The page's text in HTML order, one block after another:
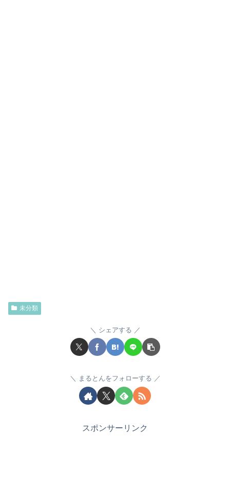
未分類
シェアする
まるとんをフォローする
スポンサーリンク